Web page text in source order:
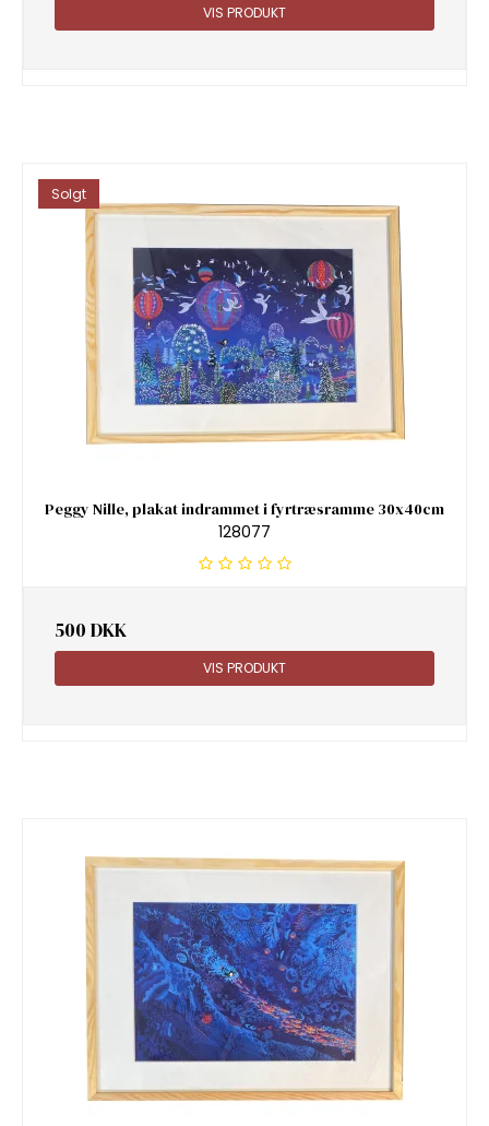
VIS PRODUKT
Solgt
Peggy Nille, plakat indrammet i fyrtræsramme 30x40cm
128077
500 DKK
VIS PRODUKT